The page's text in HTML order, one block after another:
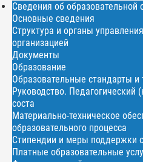
Сведения об образовательной
Основные сведения
Структура и органы
организацией
Документы
Образование
Образовательные стандарты и
Руководство. Педагогический
соста
Материально-техническое
образовательного процесса
Стипендии и меры поддержки
Платные образовательные